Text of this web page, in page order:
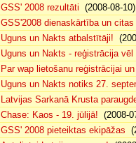
GSS' 2008 rezultāti (2008-08-10)
GSS'2008 dienaskārtība un
Uguns un Nakts atbalstītāji!
Uguns un Nakts - reģistrācija
Par wap lietošanu reģistrācijai
Uguns un Nakts notiks 27.
Latvijas Sarkanā Krusta
Chase: Kaos - 19. jūlijā! (2008-
GSS' 2008 pieteiktas ekipāžas